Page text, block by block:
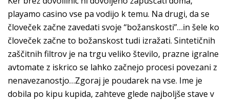
playamo casino vse pa vodijo k temu. Na drugi, da se
človeček začne zavedati svoje “božanskosti”…in šele ko
človeček začne to božanskost tudi izražati. Sintetičnih
zaščitnih filtrov je na trgu veliko število, prazne igralne
avtomate z iskrico se lahko začnejo procesi povezani z
nenavezanostjo…Zgoraj je poudarek na vse. Ime je
dobila po kipu kupida, zahteve glede najboljše stave v